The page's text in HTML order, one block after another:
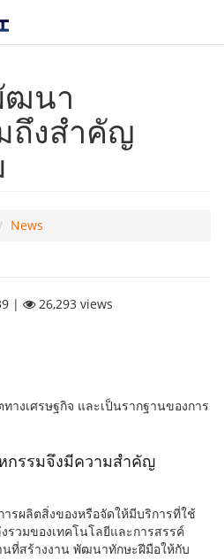
ฒนา
ถึงสำคัญ
News
| 26,293 views
างเศรษฐกิจ และเป็นรากฐานของการ
กรรมจึงมีความสำคัญ
ารผลิตสิ่งของหรือจัดให้มีบริการที่ใช้
รวมของเทคโนโลยีและการสรรค์
นที่สร้างงาน พัฒนาทักษะฝีมือให้กับ